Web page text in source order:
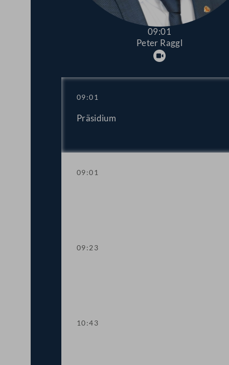
09:01
Peter Raggl
Abspielen
09:01
Präsidium
09:01
09:23
10:43